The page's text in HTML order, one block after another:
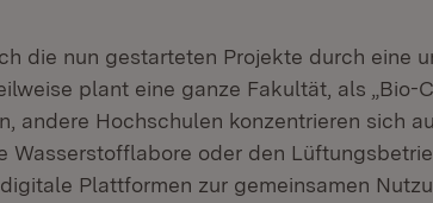
die nun gestarteten Projekte durch eine
plant eine ganze Fakultät, als „Bio-
andere Hochschulen konzentrieren sich
Wasserstofflabore oder den
Plattformen zur gemeinsamen